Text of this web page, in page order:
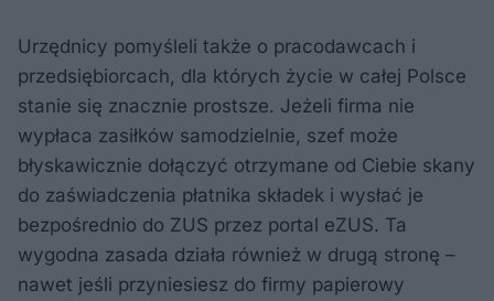
Urzędnicy pomyśleli także o pracodawcach i
przedsiębiorcach, dla których życie w całej Polsce
stanie się znacznie prostsze. Jeżeli firma nie
wypłaca zasiłków samodzielnie, szef może
błyskawicznie dołączyć otrzymane od Ciebie skany
do zaświadczenia płatnika składek i wysłać je
bezpośrednio do ZUS przez portal eZUS. Ta
wygodna zasada działa również w drugą stronę –
nawet jeśli przyniesiesz do firmy papierowy